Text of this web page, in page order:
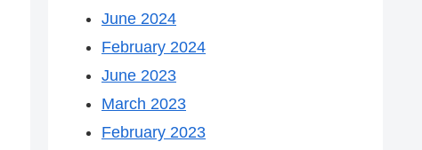
June 2024
February 2024
June 2023
March 2023
February 2023